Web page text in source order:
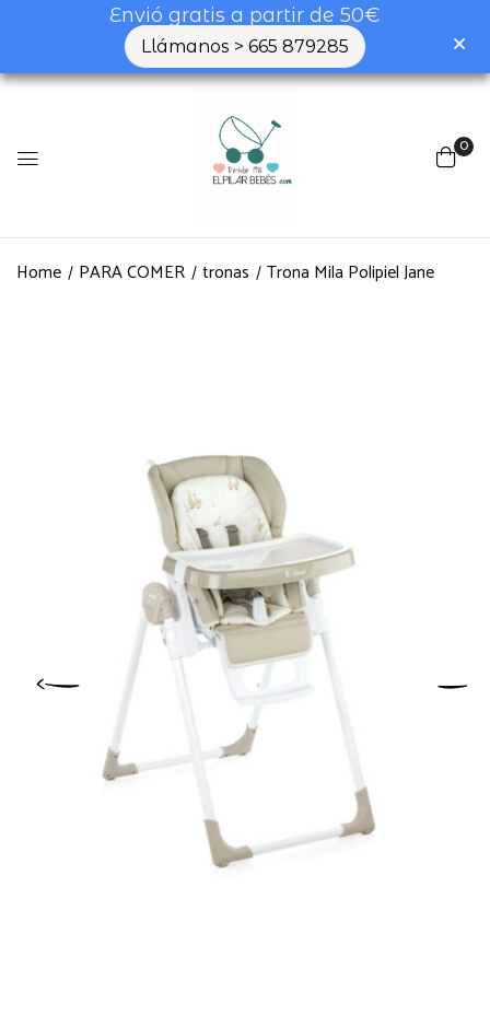
Envió gratis a partir de 50€
Llámanos > 665 879285
0
Home PARA COMER tronas Trona Mila Polipiel Jane